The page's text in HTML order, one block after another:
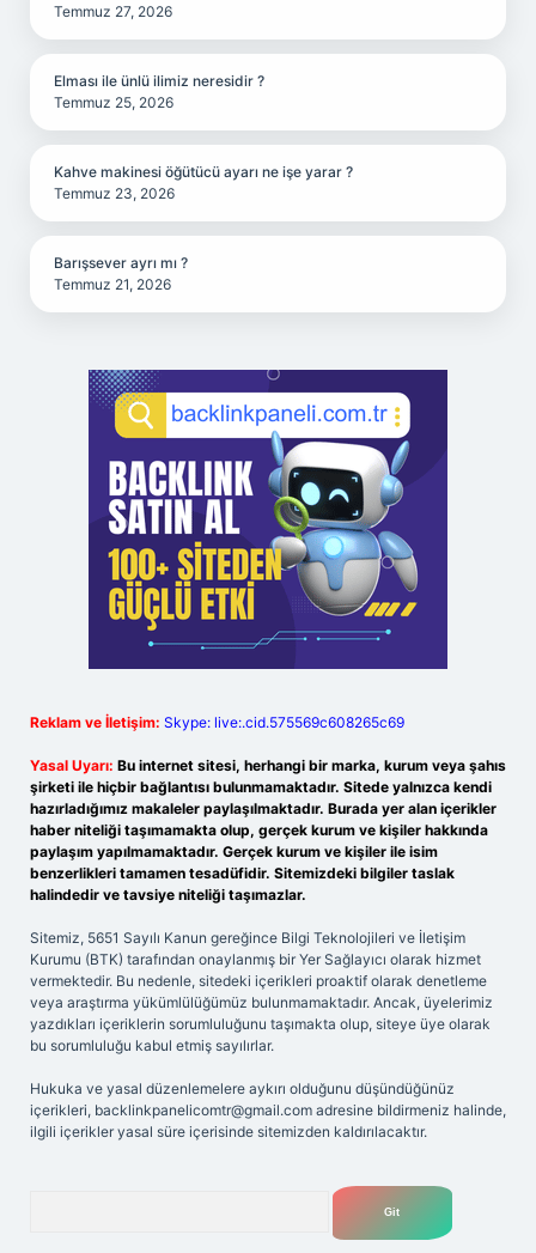
Temmuz 27, 2026
Elması ile ünlü ilimiz neresidir ?
Temmuz 25, 2026
Kahve makinesi öğütücü ayarı ne işe yarar ?
Temmuz 23, 2026
Barışsever ayrı mı ?
Temmuz 21, 2026
Reklam ve İletişim: Skype: live:.cid.575569c608265c69
Yasal Uyarı: Bu internet sitesi, herhangi bir marka, kurum veya şahıs
şirketi ile hiçbir bağlantısı bulunmamaktadır. Sitede yalnızca kendi
hazırladığımız makaleler paylaşılmaktadır. Burada yer alan içerikler
haber niteliği taşımamakta olup, gerçek kurum ve kişiler hakkında
paylaşım yapılmamaktadır. Gerçek kurum ve kişiler ile isim
benzerlikleri tamamen tesadüfidir. Sitemizdeki bilgiler taslak
halindedir ve tavsiye niteliği taşımazlar.
Sitemiz, 5651 Sayılı Kanun gereğince Bilgi Teknolojileri ve İletişim
Kurumu (BTK) tarafından onaylanmış bir Yer Sağlayıcı olarak hizmet
vermektedir. Bu nedenle, sitedeki içerikleri proaktif olarak denetleme
veya araştırma yükümlülüğümüz bulunmamaktadır. Ancak, üyelerimiz
yazdıkları içeriklerin sorumluluğunu taşımakta olup, siteye üye olarak
bu sorumluluğu kabul etmiş sayılırlar.
Hukuka ve yasal düzenlemelere aykırı olduğunu düşündüğünüz
içerikleri, backlinkpanelicomtr@gmail.com adresine bildirmeniz halinde,
ilgili içerikler yasal süre içerisinde sitemizden kaldırılacaktır.